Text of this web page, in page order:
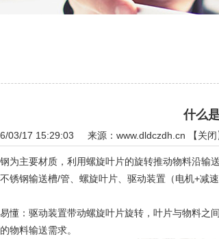
什么
03/17 15:29:03 来源： www.dldczdh.cn 【关闭
主要材质，利用螺旋叶片的旋转推动物料沿输
钢输送槽/管、螺旋叶片、驱动装置（电机+减
：驱动装置带动螺旋叶片旋转，叶片与物料之
物料输送需求。